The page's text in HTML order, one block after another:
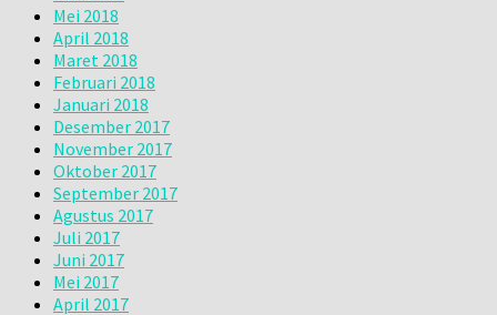
Mei 2018
April 2018
Maret 2018
Februari 2018
Januari 2018
Desember 2017
November 2017
Oktober 2017
September 2017
Agustus 2017
Juli 2017
Juni 2017
Mei 2017
April 2017